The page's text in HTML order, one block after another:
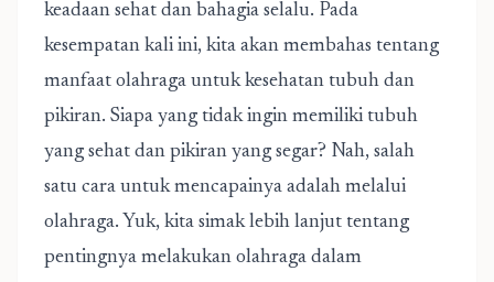
keadaan sehat dan bahagia selalu. Pada
kesempatan kali ini, kita akan membahas tentang
manfaat olahraga untuk kesehatan tubuh dan
pikiran. Siapa yang tidak ingin memiliki tubuh
yang sehat dan pikiran yang segar? Nah, salah
satu cara untuk mencapainya adalah melalui
olahraga. Yuk, kita simak lebih lanjut tentang
pentingnya melakukan olahraga dalam